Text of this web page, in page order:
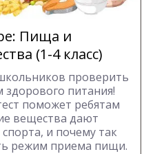
Пища и
(1-4 класс)
проверить
здорового питания!
поможет ребятам
вещества дают
и почему так
режим приема пищи.